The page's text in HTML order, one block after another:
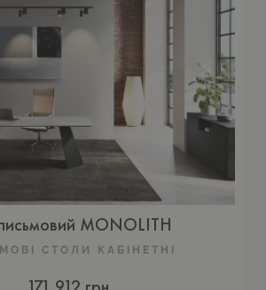
MONOLITH
СТОЛИ КАБІНЕТНІ